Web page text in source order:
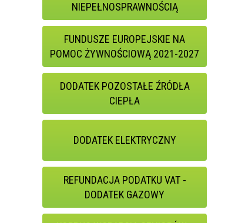
NIEPEŁNOSPRAWNOŚCIĄ
FUNDUSZE EUROPEJSKIE NA
POMOC ŻYWNOŚCIOWĄ 2021-2027
DODATEK POZOSTAŁE ŹRÓDŁA
CIEPŁA
DODATEK ELEKTRYCZNY
REFUNDACJA PODATKU VAT -
DODATEK GAZOWY